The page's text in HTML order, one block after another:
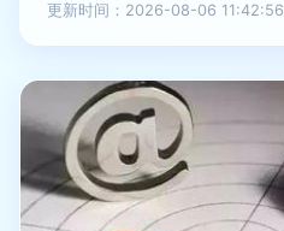
更新时间：2026-08-06 11:42:56